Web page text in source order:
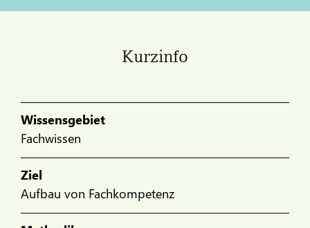
Kurzinfo
Wissensgebiet
Fachwissen
Ziel
Aufbau von Fachkompetenz